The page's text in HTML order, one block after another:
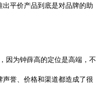
平价产品到底是对品牌的助
因为钟薛高的定位是高端，不
誉、价格和渠道都造成了很